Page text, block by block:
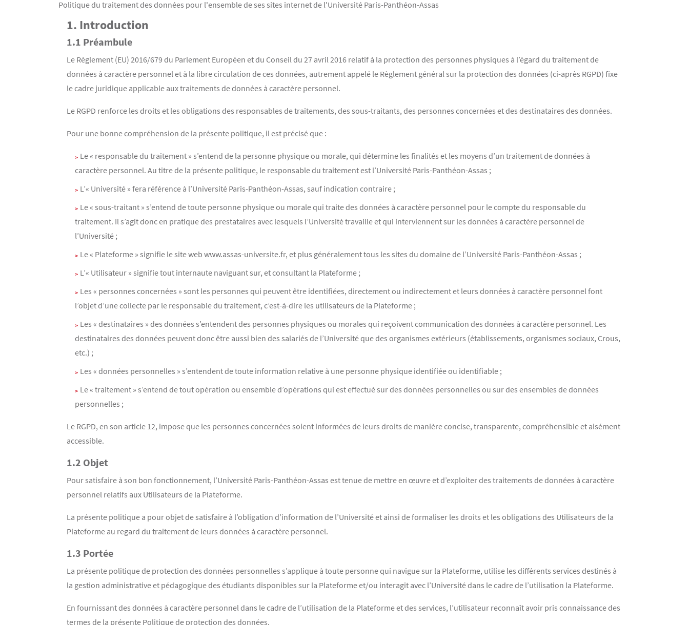
Politique du traitement des données pour l'ensemble de ses sites internet de l'Université Paris-Panthéon-Assas
1. Introduction
1.1 Préambule
Le Règlement (EU) 2016/679 du Parlement Européen et du Conseil du 27 avril 2016 relatif à la protection des personnes physiques à l’égard du traitement de
données à caractère personnel et à la libre circulation de ces données, autrement appelé le Règlement général sur la protection des données (ci-après RGPD) fixe
le cadre juridique applicable aux traitements de données à caractère personnel.
Le RGPD renforce les droits et les obligations des responsables de traitements, des sous-traitants, des personnes concernées et des destinataires des données.
Pour une bonne compréhension de la présente politique, il est précisé que :
Le « responsable du traitement » s’entend de la personne physique ou morale, qui détermine les finalités et les moyens d’un traitement de données à
caractère personnel. Au titre de la présente politique, le responsable du traitement est l’Université Paris-Panthéon-Assas ;
L’« Université » fera référence à l’Université Paris-Panthéon-Assas, sauf indication contraire ;
Le « sous-traitant » s’entend de toute personne physique ou morale qui traite des données à caractère personnel pour le compte du responsable du
traitement. Il s’agit donc en pratique des prestataires avec lesquels l’Université travaille et qui interviennent sur les données à caractère personnel de
l’Université ;
Le « Plateforme » signifie le site web www.assas-universite.fr, et plus généralement tous les sites du domaine de l’Université Paris-Panthéon-Assas ;
L’« Utilisateur » signifie tout internaute naviguant sur, et consultant la Plateforme ;
Les « personnes concernées » sont les personnes qui peuvent être identifiées, directement ou indirectement et leurs données à caractère personnel font
l’objet d’une collecte par le responsable du traitement, c’est-à-dire les utilisateurs de la Plateforme ;
Les « destinataires » des données s’entendent des personnes physiques ou morales qui reçoivent communication des données à caractère personnel. Les
destinataires des données peuvent donc être aussi bien des salariés de l’Université que des organismes extérieurs (établissements, organismes sociaux, Crous,
etc.) ;
Les « données personnelles » s’entendent de toute information relative à une personne physique identifiée ou identifiable ;
Le « traitement » s’entend de tout opération ou ensemble d’opérations qui est effectué sur des données personnelles ou sur des ensembles de données
personnelles ;
Le RGPD, en son article 12, impose que les personnes concernées soient informées de leurs droits de manière concise, transparente, compréhensible et aisément
accessible.
1.2 Objet
Pour satisfaire à son bon fonctionnement, l’Université Paris-Panthéon-Assas est tenue de mettre en œuvre et d’exploiter des traitements de données à caractère
personnel relatifs aux Utilisateurs de la Plateforme.
La présente politique a pour objet de satisfaire à l’obligation d’information de l’Université et ainsi de formaliser les droits et les obligations des Utilisateurs de la
Plateforme au regard du traitement de leurs données à caractère personnel.
1.3 Portée
La présente politique de protection des données personnelles s’applique à toute personne qui navigue sur la Plateforme, utilise les différents services destinés à
la gestion administrative et pédagogique des étudiants disponibles sur la Plateforme et/ou interagit avec l’Université dans le cadre de l’utilisation la Plateforme.
En fournissant des données à caractère personnel dans le cadre de l’utilisation de la Plateforme et des services, l’utilisateur reconnaît avoir pris connaissance des
termes de la présente Politique de protection des données.